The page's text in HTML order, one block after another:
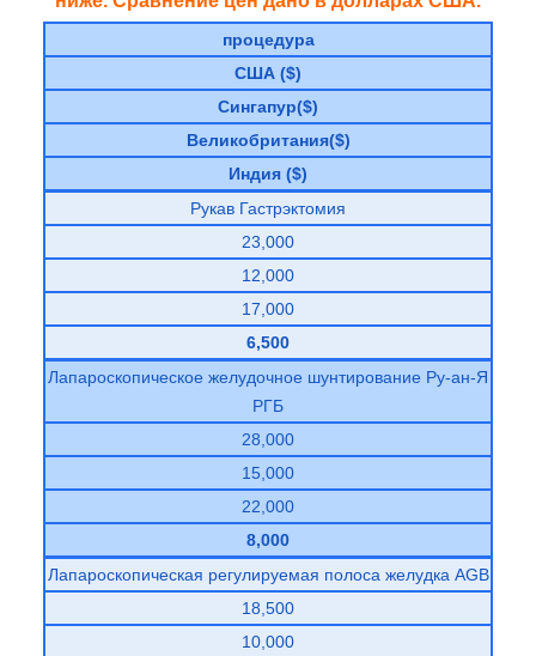
процедура
США ($)
Сингапур($)
Великобритания($)
Индия ($)
Рукав Гастрэктомия
23,000
12,000
17,000
6,500
Лапароскопическое желудочное шунтирование Ру-ан-Я
РГБ
28,000
15,000
22,000
8,000
Лапароскопическая регулируемая полоса желудка AGB
18,500
10,000